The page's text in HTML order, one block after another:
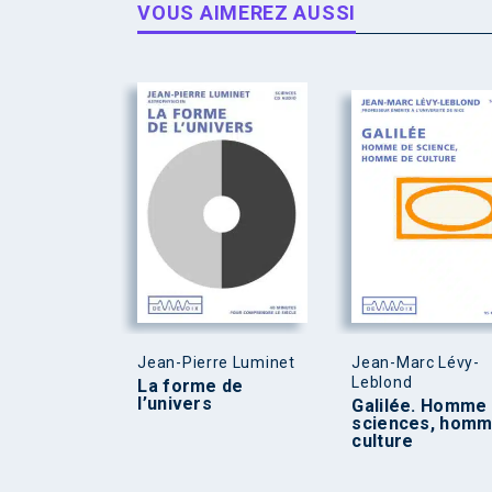
VOUS AIMEREZ AUSSI
Jean-Pierre Luminet
La forme de
l’univers
Jean-Marc Lévy-
Leblond
Galilée. Homme
sciences,
culture